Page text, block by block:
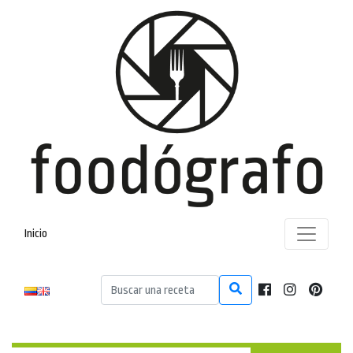
Inicio